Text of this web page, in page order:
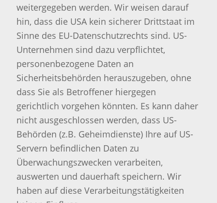
weitergegeben werden. Wir weisen darauf
hin, dass die USA kein sicherer Drittstaat im
Sinne des EU-Datenschutzrechts sind. US-
Unternehmen sind dazu verpflichtet,
personenbezogene Daten an
Sicherheitsbehörden herauszugeben, ohne
dass Sie als Betroffener hiergegen
gerichtlich vorgehen könnten. Es kann daher
nicht ausgeschlossen werden, dass US-
Behörden (z.B. Geheimdienste) Ihre auf US-
Servern befindlichen Daten zu
Überwachungszwecken verarbeiten,
auswerten und dauerhaft speichern. Wir
haben auf diese Verarbeitungstätigkeiten